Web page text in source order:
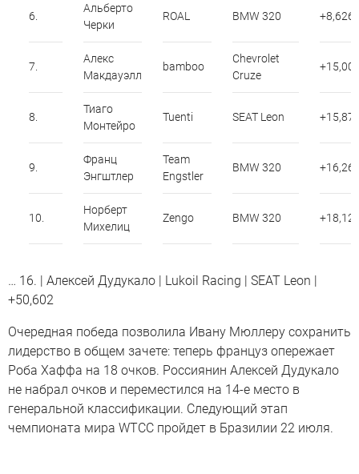
6.
Альберто
Черки
ROAL BMW 320 +8,626
7.
Алекс
Макдауэлл
bamboo
Chevrolet
Cruze
8.
Тиаго
Монтейро
Tuenti SEAT Leon
9.
Франц
Энгштлер
Team
Engstler
BMW 320
10.
Норберт
Михелиц
Zengo BMW 320
… 16. | Алексей Дудукало | Lukoil Racing | SEAT Leon |
+50,602
Очередная победа позволила Ивану Мюллеру сохранить
лидерство в общем зачете: теперь француз опережает
Роба Хаффа на 18 очков. Россиянин Алексей Дудукало
не набрал очков и переместился на 14-е место в
генеральной классификации. Следующий этап
чемпионата мира WTCC пройдет в Бразилии 22 июля.